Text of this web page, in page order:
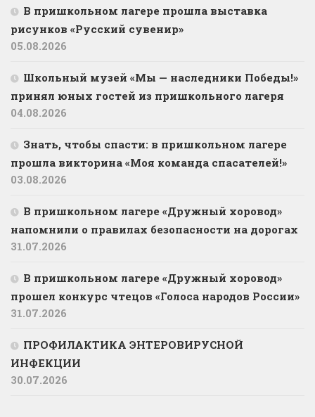
В пришкольном лагере прошла выставка
рисунков «Русский сувенир»
05.08.2026
Школьный музей «Мы — наследники Победы!»
принял юных гостей из пришкольного лагеря
04.08.2026
Знать, чтобы спасти: в пришкольном лагере
прошла викторина «Моя команда спасателей!»
03.08.2026
В пришкольном лагере «Дружный хоровод»
напомнили о правилах безопасности на дорогах
31.07.2026
В пришкольном лагере «Дружный хоровод»
прошел конкурс чтецов «Голоса народов России»
31.07.2026
ПРОФИЛАКТИКА ЭНТЕРОВИРУСНОЙ
ИНФЕКЦИИ
30.07.2026